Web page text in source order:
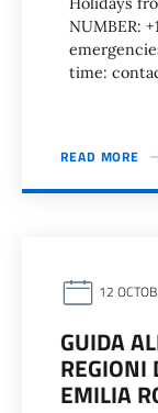
NUMBER:
time:
READ MORE
12
GUIDA
REGIONI
EMILIA